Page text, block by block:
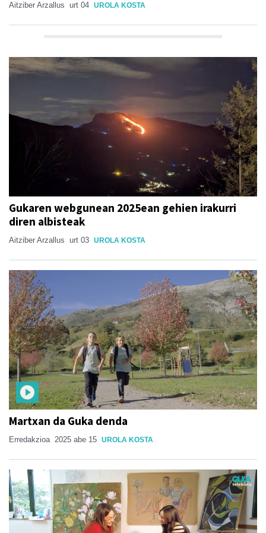
Aitziber Arzallus urt 04 UROLA KOSTA
Gukaren webgunean 2025ean gehien irakurri
diren albisteak
Aitziber Arzallus urt 03 UROLA KOSTA
Martxan da Guka denda
Erredakzioa 2025 abe 15 UROLA KOSTA